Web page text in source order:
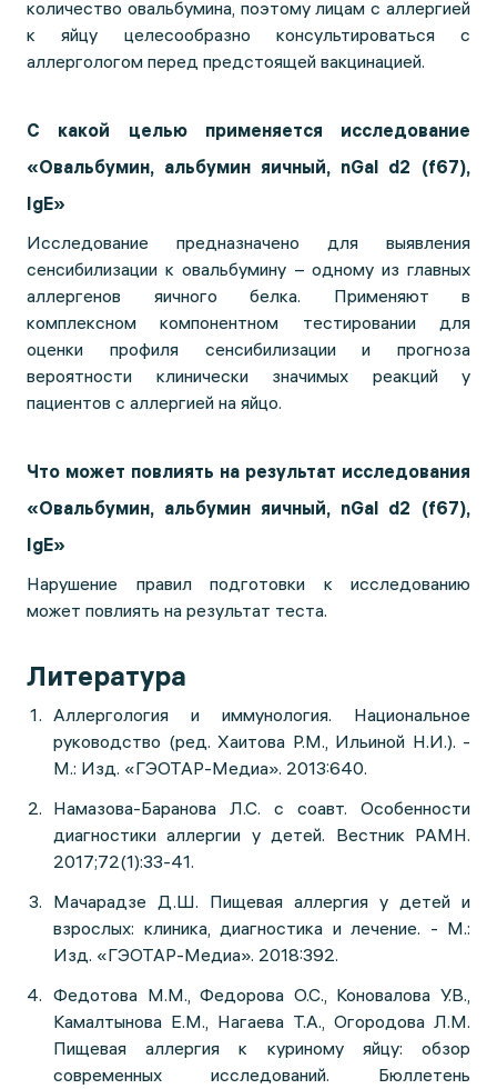
количество овальбумина, поэтому лицам с аллергией
к яйцу целесообразно консультироваться с
аллергологом перед предстоящей вакцинацией.
С какой целью применяется исследование
«Овальбумин, альбумин яичный, nGal d2 (f67),
IgE»
Исследование предназначено для выявления
сенсибилизации к овальбумину – одному из главных
аллергенов яичного белка. Применяют в
комплексном компонентном тестировании для
оценки профиля сенсибилизации и прогноза
вероятности клинически значимых реакций у
пациентов с аллергией на яйцо.
Что может повлиять на результат исследования
«Овальбумин, альбумин яичный, nGal d2 (f67),
IgE»
Нарушение правил подготовки к исследованию
может повлиять на результат теста.
Литература
Аллергология и иммунология. Национальное
руководство (ред. Хаитова Р.М., Ильиной Н.И.). -
М.: Изд. «ГЭОТАР-Медиа». 2013:640.
Намазова-Баранова Л.С. с соавт. Особенности
диагностики аллергии у детей. Вестник РАМН.
2017;72(1):33-41.
Мачарадзе Д.Ш. Пищевая аллергия у детей и
взрослых: клиника, диагностика и лечение. - М.:
Изд. «ГЭОТАР-Медиа». 2018:392.
Федотова М.М., Федорова О.С., Коновалова У.В.,
Камалтынова Е.М., Нагаева Т.А., Огородова Л.М.
Пищевая аллергия к куриному яйцу: обзор
современных исследований. Бюллетень